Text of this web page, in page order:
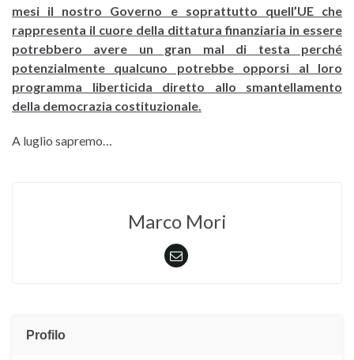
mesi il nostro Governo e soprattutto quell’UE che
rappresenta il cuore della dittatura finanziaria in essere
potrebbero avere un gran mal di testa perché
potenzialmente qualcuno potrebbe opporsi al loro
programma liberticida diretto allo smantellamento
della democrazia costituzionale.
A luglio sapremo…
Marco Mori
Profilo